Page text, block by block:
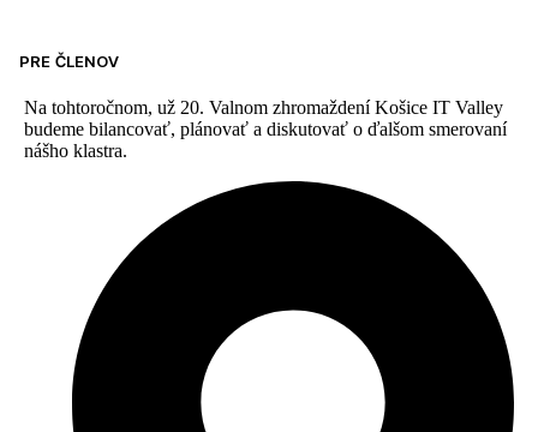
PRE ČLENOV
Na tohtoročnom, už 20. Valnom zhromaždení Košice IT Valley
budeme bilancovať, plánovať a diskutovať o ďalšom smerovaní
nášho klastra.